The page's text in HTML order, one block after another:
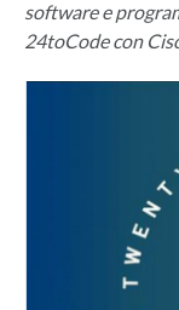
software e
24toCode con